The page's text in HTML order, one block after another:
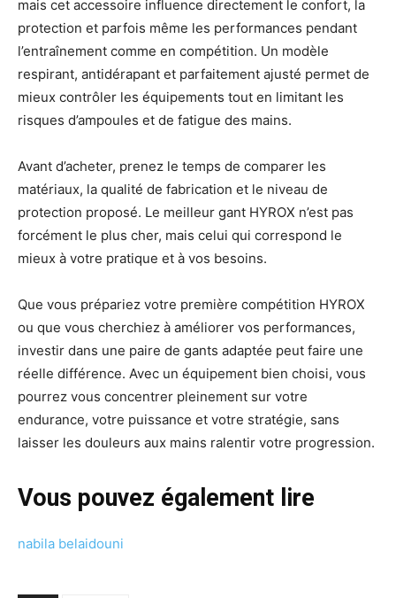
mais cet accessoire influence directement le confort, la
protection et parfois même les performances pendant
l’entraînement comme en compétition. Un modèle
respirant, antidérapant et parfaitement ajusté permet de
mieux contrôler les équipements tout en limitant les
risques d’ampoules et de fatigue des mains.
Avant d’acheter, prenez le temps de comparer les
matériaux, la qualité de fabrication et le niveau de
protection proposé. Le meilleur gant HYROX n’est pas
forcément le plus cher, mais celui qui correspond le
mieux à votre pratique et à vos besoins.
Que vous prépariez votre première compétition HYROX
ou que vous cherchiez à améliorer vos performances,
investir dans une paire de gants adaptée peut faire une
réelle différence. Avec un équipement bien choisi, vous
pourrez vous concentrer pleinement sur votre
endurance, votre puissance et votre stratégie, sans
laisser les douleurs aux mains ralentir votre progression.
Vous pouvez également lire
nabila belaidouni